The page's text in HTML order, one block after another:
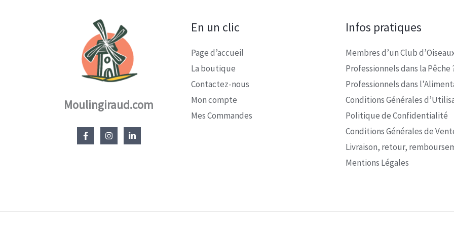
Moulingiraud.com
En un clic
Page d’accueil
La boutique
Contactez-nous
Mon compte
Mes Commandes
Infos pratiques
Membres d’un Club
Professionnels dans la Pêche
Professionnels dans
Conditions Générales
Politique de Confidentialité
Conditions Générales de
Livraison, retour,
Mentions Légales